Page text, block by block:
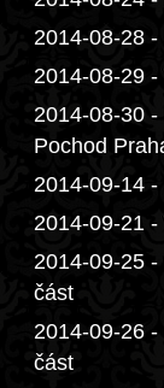
2014-08-28
2014-08-29 -
2014-08-30
Pochod
2014-09-14
2014-09-21 -
2014-09-25
část
2014-09-26
část